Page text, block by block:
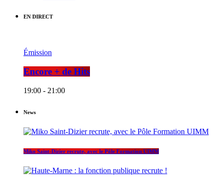
EN DIRECT
Émission
Encore + de Hits
19:00 - 21:00
News
Miko Saint-Dizier recrute, avec le Pôle Formation UIMM